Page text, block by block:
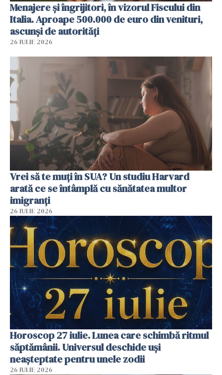
Menajere și îngrijitori, în vizorul Fiscului din
Italia. Aproape 500.000 de euro din venituri,
ascunși de autorități
26 IULIE 2026
Vrei să te muți în SUA? Un studiu Harvard
arată ce se întâmplă cu sănătatea multor
imigranți
26 IULIE 2026
Horoscop 27 iulie. Lunea care schimbă ritmul
săptămânii. Universul deschide uși
neașteptate pentru unele zodii
26 IULIE 2026